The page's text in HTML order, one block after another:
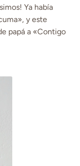
Ya había
y este
papá a «Contigo